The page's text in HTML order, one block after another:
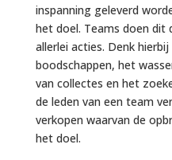
inspanning geleverd
het doel. Teams doen dit
allerlei acties. Denk
boodschappen, het
van collectes en het
de leden van een team
verkopen waarvan de
het doel.